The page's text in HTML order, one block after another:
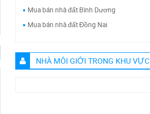
Mua bán nhà đất Bình Dương
Mua bán nhà đất Đồng Nai
NHÀ MÔI GIỚI TRONG KHU VỰC